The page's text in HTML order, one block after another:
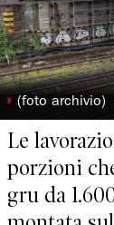
◗ (foto archivio)
Le
porzioni
gru da